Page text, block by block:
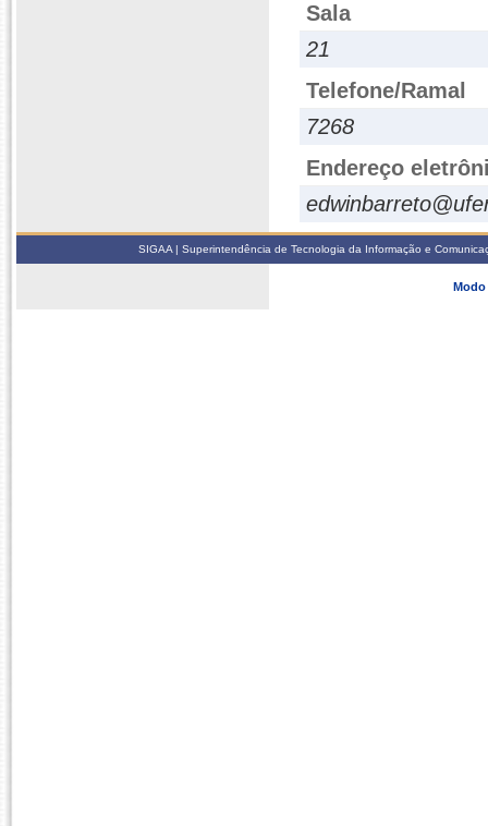
Sala
21
Telefone/Ramal
7268
Endereço
SIGAA | Superintendência de Tecnologia da Informação e
Modo